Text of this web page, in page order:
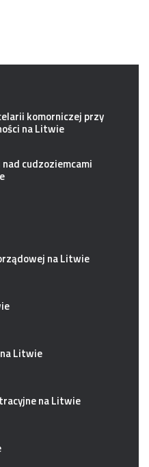
komorniczej przy
na Litwie
cudzoziemcami
na Litwie
Litwie
na Litwie